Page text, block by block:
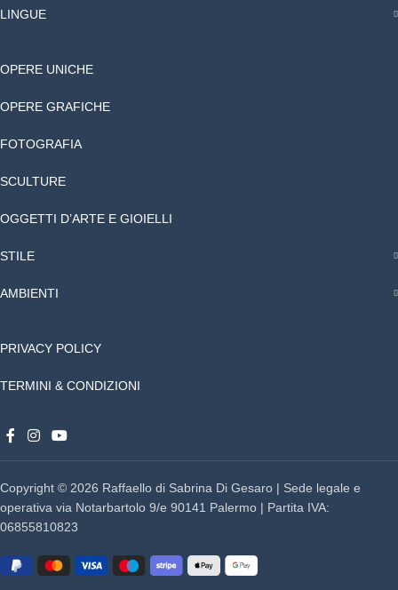
LINGUE
OPERE UNICHE
OPERE GRAFICHE
FOTOGRAFIA
SCULTURE
OGGETTI D’ARTE E GIOIELLI
STILE
AMBIENTI
PRIVACY POLICY
TERMINI & CONDIZIONI
Copyright © 2026 Raffaello di Sabrina Di Gesaro | Sede legale e
operativa via Notarbartolo 9/e 90141 Palermo | Partita IVA:
06855810823